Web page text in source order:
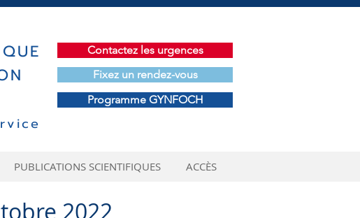
Contactez les urgences
Fixez un rendez-vous
Programme GYNFOCH
PUBLICATIONS SCIENTIFIQUES ACCÈS
2022